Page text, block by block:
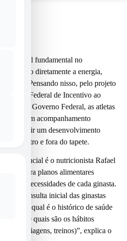
um papel fundamental no
diretamente a energia,
lesões. Pensando nisso, pelo projeto
via Lei Federal de Incentivo ao
do Governo Federal, as atletas
com acompanhamento
garantir um desenvolvimento
dentro e fora do tapete.
essencial é o nutricionista Rafael
elabora planos alimentares
as necessidades de cada ginasta.
uma consulta inicial das ginastas
vemos qual é o histórico de saúde
e quais são os hábitos
(escola, viagens, treinos)”, explica o